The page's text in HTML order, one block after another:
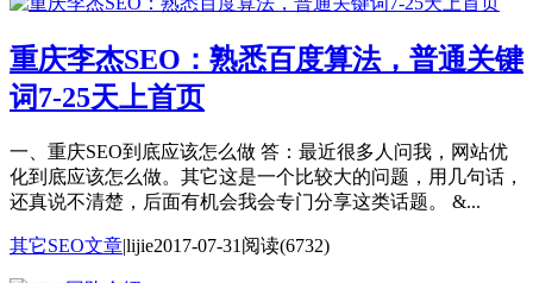
重庆李杰SEO：熟悉百度算法，普通关键
词7-25天上首页
一、重庆SEO到底应该怎么做 答：最近很多人问我，网站优
化到底应该怎么做。其它这是一个比较大的问题，用几句话，
还真说不清楚，后面有机会我会专门分享这类话题。 &...
其它SEO文章|lijie2017-07-31 阅读(6732)